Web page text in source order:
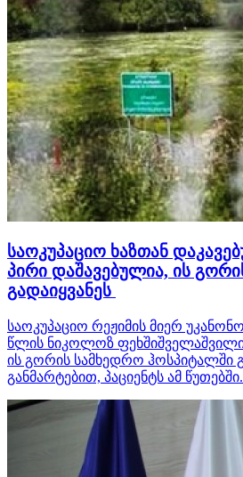
საოკუპაციო ხაზთან
პირი დაშავებულია, ის
გადაიყვანეს
საოკუპაციო რეჟიმის მიერ
წლის ნიკოლოზ
ის გორის სამხედრო ჰოსპიტალში
განმარტებით, პაციენტს ამ